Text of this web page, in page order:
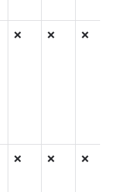
❌ ❌ ❌
❌ ❌ ❌